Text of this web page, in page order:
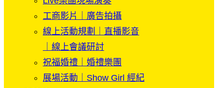
工商影片｜廣告拍攝
線上活動規劃｜直播影音
｜線上會議研討
祝福婚禮｜婚禮樂團
展場活動｜Show Girl 經紀